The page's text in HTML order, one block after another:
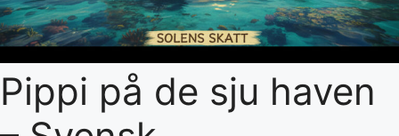
Pippi på de sju haven